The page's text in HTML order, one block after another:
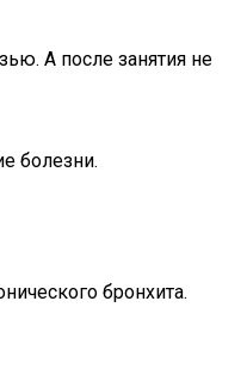
А после занятия не
болезни.
бронхита.